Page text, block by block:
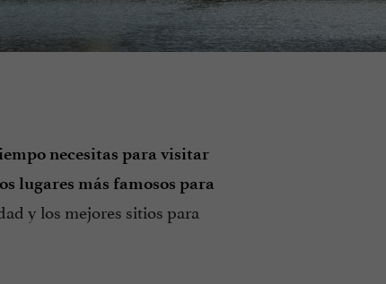
necesitas para visitar
lugares más famosos para
y los mejores sitios para